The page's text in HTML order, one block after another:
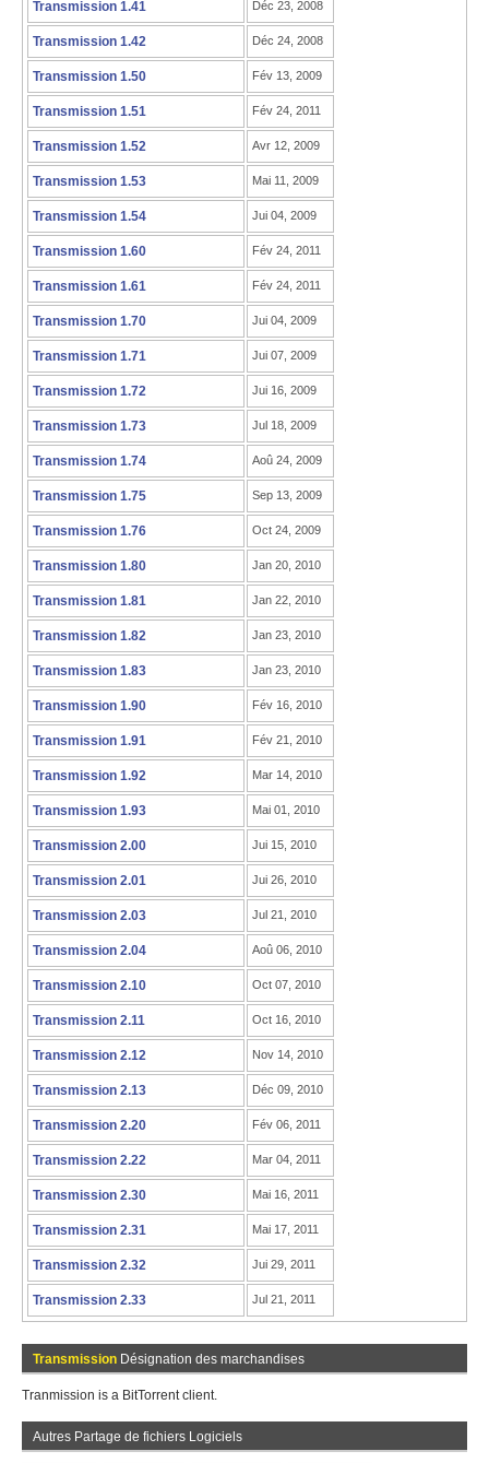
Transmission 1.41 Déc 23, 2008
Transmission 1.42 Déc 24, 2008
Transmission 1.50 Fév 13, 2009
Transmission 1.51 Fév 24, 2011
Transmission 1.52 Avr 12, 2009
Transmission 1.53 Mai 11, 2009
Transmission 1.54 Jui 04, 2009
Transmission 1.60 Fév 24, 2011
Transmission 1.61 Fév 24, 2011
Transmission 1.70 Jui 04, 2009
Transmission 1.71 Jui 07, 2009
Transmission 1.72 Jui 16, 2009
Transmission 1.73 Jul 18, 2009
Transmission 1.74 Aoû 24, 2009
Transmission 1.75 Sep 13, 2009
Transmission 1.76 Oct 24, 2009
Transmission 1.80 Jan 20, 2010
Transmission 1.81 Jan 22, 2010
Transmission 1.82 Jan 23, 2010
Transmission 1.83 Jan 23, 2010
Transmission 1.90 Fév 16, 2010
Transmission 1.91 Fév 21, 2010
Transmission 1.92 Mar 14, 2010
Transmission 1.93 Mai 01, 2010
Transmission 2.00 Jui 15, 2010
Transmission 2.01 Jui 26, 2010
Transmission 2.03 Jul 21, 2010
Transmission 2.04 Aoû 06, 2010
Transmission 2.10 Oct 07, 2010
Transmission 2.11 Oct 16, 2010
Transmission 2.12 Nov 14, 2010
Transmission 2.13 Déc 09, 2010
Transmission 2.20 Fév 06, 2011
Transmission 2.22 Mar 04, 2011
Transmission 2.30 Mai 16, 2011
Transmission 2.31 Mai 17, 2011
Transmission 2.32 Jui 29, 2011
Transmission 2.33 Jul 21, 2011
Transmission Désignation des marchandises
Tranmission is a BitTorrent client.
Autres Partage de fichiers Logiciels